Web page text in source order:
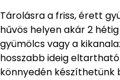
Tárolásra a friss, érett
hűvös helyen akár 2
gyümölcs vagy a
hosszabb ideig
könnyedén készíthetünk